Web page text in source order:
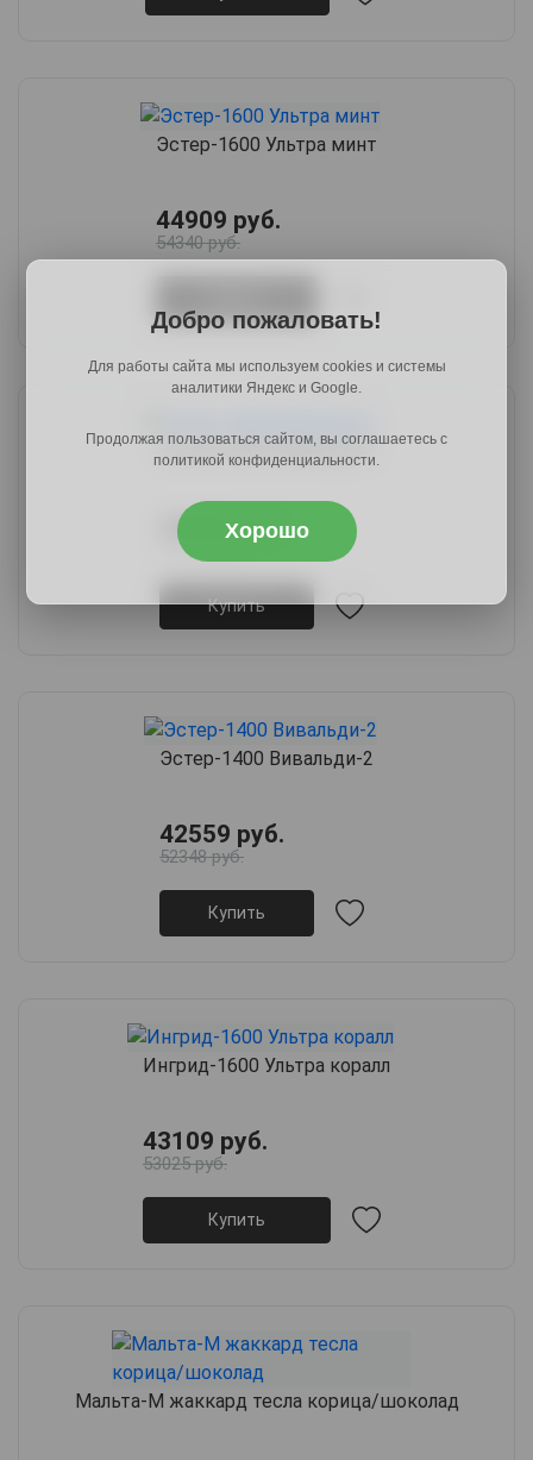
Эстер-1600 Ультра минт
44909 руб.
54340 руб.
Эстер-1600 Вивальди-2
44909 руб.
54340 руб.
Купить
Эстер-1400 Вивальди-2
42559 руб.
52348 руб.
Купить
Ингрид-1600 Ультра коралл
43109 руб.
53025 руб.
Купить
Мальта-М жаккард тесла корица/шоколад
Добро пожаловать!
Для работы сайта мы используем cookies и системы
аналитики Яндекс и Google.
Продолжая пользоваться сайтом, вы соглашаетесь с
политикой конфиденциальности.
Хорошо